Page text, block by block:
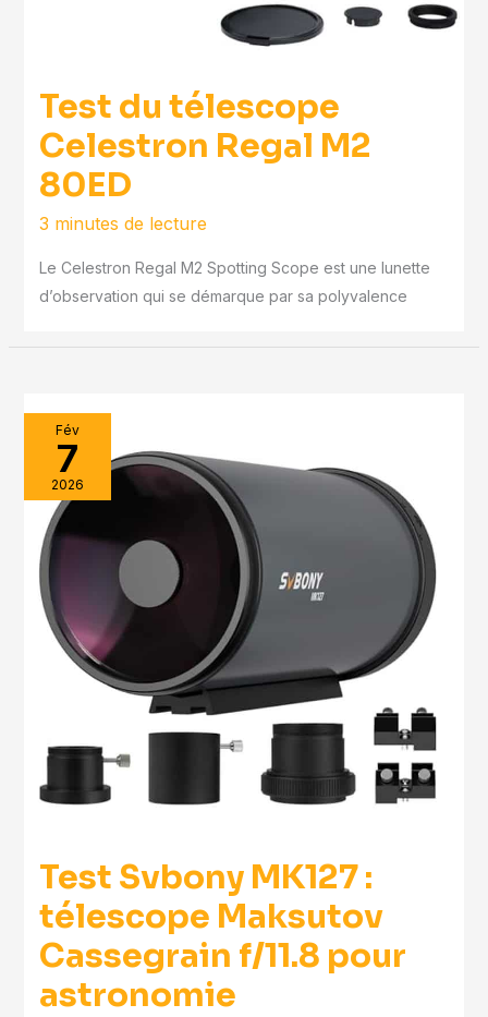
Test du télescope
Celestron Regal M2
80ED
3 minutes de lecture
Le Celestron Regal M2 Spotting Scope est une lunette
d’observation qui se démarque par sa polyvalence
Fév
7
2026
Test Svbony MK127 :
télescope Maksutov
Cassegrain f/11.8 pour
astronomie